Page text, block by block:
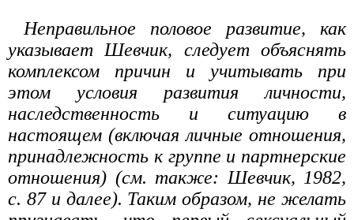
Неправильное половое развитие, как
указывает Шевчик, следует объяснять
комплексом причин и учитывать при
этом условия развития личности,
наследственность и ситуацию в
настоящем (включая личные отношения,
принадлежность к группе и партнерские
отношения) (см. также: Шевчик, 1982,
с. 87 и далее). Таким образом, не желать